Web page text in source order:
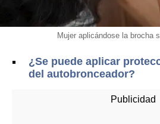
Mujer aplicándose la brocha
¿Se puede aplicar
del autobronceador?